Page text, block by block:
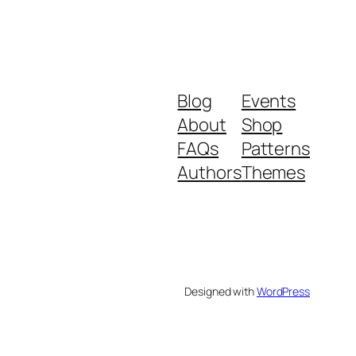
Blog
About
FAQs
Authors
Events
Shop
Patterns
Themes
Designed withWordPress